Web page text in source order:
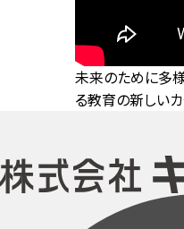
未来のために多
る教育の新しいカ